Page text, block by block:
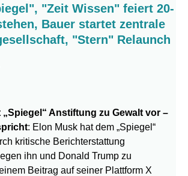
"Zeit Wissen" feiert 20-
Bauer startet zentrale
"Stern" Relaunch
„Spiegel“ Anstiftung zu Gewalt vor –
: Elon Musk hat dem „Spiegel“
kritische Berichterstattung
ihn und Donald Trump zu
Beitrag auf seiner Plattform X